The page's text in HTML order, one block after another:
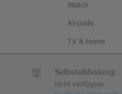
Watch
Airpods
TV & Home
Selbstabholung:
nicht verfügbar